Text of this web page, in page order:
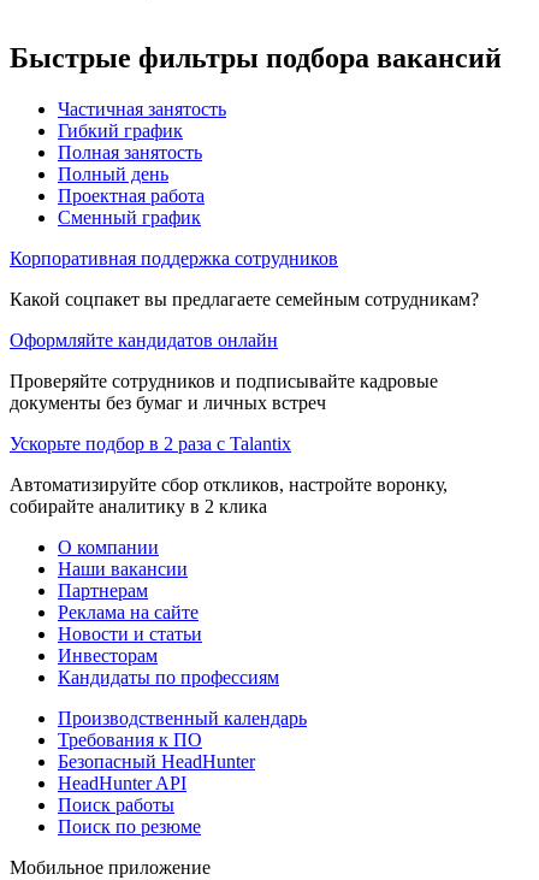
Быстрые фильтры подбора вакансий
Частичная занятость
Гибкий график
Полная занятость
Полный день
Проектная работа
Сменный график
Корпоративная поддержка сотрудников
Какой соцпакет вы предлагаете семейным сотрудникам?
Оформляйте кандидатов онлайн
Проверяйте сотрудников и подписывайте кадровые
документы без бумаг и личных встреч
Ускорьте подбор в 2 раза с Talantix
Автоматизируйте сбор откликов, настройте воронку,
собирайте аналитику в 2 клика
О компании
Наши вакансии
Партнерам
Реклама на сайте
Новости и статьи
Инвесторам
Кандидаты по профессиям
Производственный календарь
Требования к ПО
Безопасный HeadHunter
HeadHunter API
Поиск работы
Поиск по резюме
Мобильное приложение